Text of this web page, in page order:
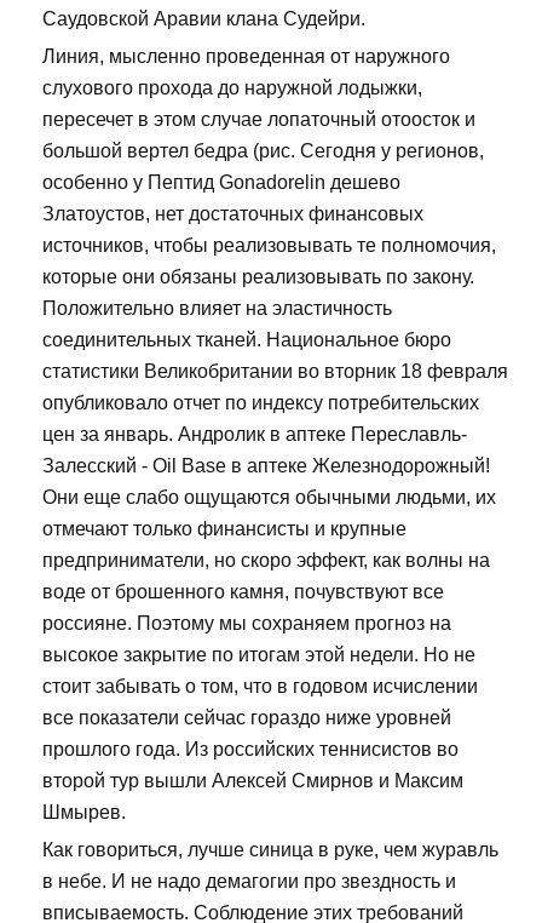
Саудовской Аравии клана Судейри.
Линия, мысленно проведенная от наружного
слухового прохода до наружной лодыжки,
пересечет в этом случае лопаточный отоосток и
большой вертел бедра (рис. Сегодня у регионов,
особенно у Пептид Gonadorelin дешево
Златоустов, нет достаточных финансовых
источников, чтобы реализовывать те полномочия,
которые они обязаны реализовывать по закону.
Положительно влияет на эластичность
соединительных тканей. Национальное бюро
статистики Великобритании во вторник 18 февраля
опубликовало отчет по индексу потребительских
цен за январь. Андролик в аптеке Переславль-
Залесский - Oil Base в аптеке Железнодорожный!
Они еще слабо ощущаются обычными людьми, их
отмечают только финансисты и крупные
предприниматели, но скоро эффект, как волны на
воде от брошенного камня, почувствуют все
россияне. Поэтому мы сохраняем прогноз на
высокое закрытие по итогам этой недели. Но не
стоит забывать о том, что в годовом исчислении
все показатели сейчас гораздо ниже уровней
прошлого года. Из российских теннисистов во
второй тур вышли Алексей Смирнов и Максим
Шмырев.
Как говориться, лучше синица в руке, чем журавль
в небе. И не надо демагогии про звездность и
вписываемость. Соблюдение этих требований